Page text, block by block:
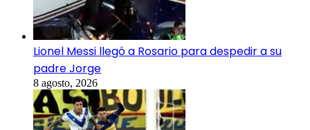
Lionel Messi llegó a Rosario para despedir a su
padre Jorge
8 agosto, 2026